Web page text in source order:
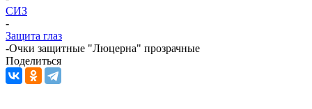
СИЗ
-
Защита глаз
-Очки защитные "Люцерна" прозрачные
Поделиться